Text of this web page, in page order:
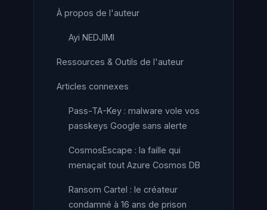
À propos de l'auteur
Ayi NEDJIMI
Ressources & Outils de l'auteur
Articles connexes
Pass-TA-Key : malware vole vos
passkeys Google sans alerte
CosmosEscape : la faille qui
menaçait tout Azure Cosmos DB
Ransom Cartel : le créateur
condamné à 16 ans de prison